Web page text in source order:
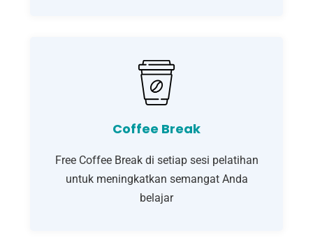
Coffee Break
Free Coffee Break di setiap sesi pelatihan
untuk meningkatkan semangat Anda
belajar